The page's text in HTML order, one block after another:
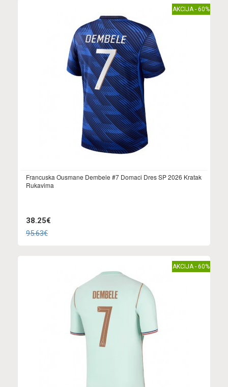
AKCIJA - 60%
Francuska Ousmane Dembele #7 Domaci Dres SP 2026 Kratak
Rukavima
38.25€
95.63€
AKCIJA - 60%